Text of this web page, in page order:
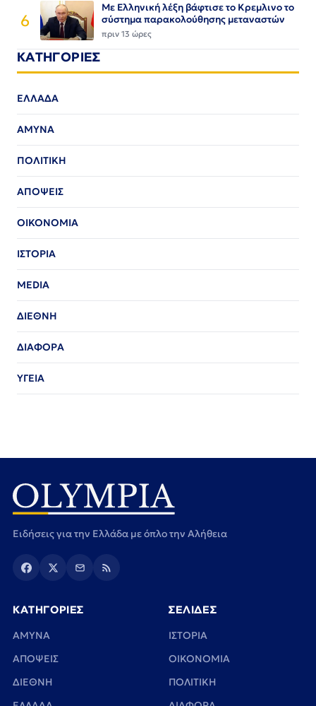
6
Με Ελληνική λέξη βάφτισε το Κρεμλινο το
σύστημα παρακολούθησης μεταναστών
πριν 13 ώρες
ΚΑΤΗΓΟΡΙΕΣ
ΕΛΛΑΔΑ
ΑΜΥΝΑ
ΠΟΛΙΤΙΚΗ
ΑΠΟΨΕΙΣ
ΟΙΚΟΝΟΜΙΑ
ΙΣΤΟΡΙΑ
MEDIA
ΔΙΕΘΝΗ
ΔΙΑΦΟΡΑ
ΥΓΕΙΑ
Ειδήσεις για την Ελλάδα με όπλο την Αλήθεια
ΚΑΤΗΓΟΡΙΕΣ
ΑΜΥΝΑ
ΑΠΟΨΕΙΣ
ΔΙΕΘΝΗ
ΣΕΛΙΔΕΣ
ΙΣΤΟΡΙΑ
ΟΙΚΟΝΟΜΙΑ
ΠΟΛΙΤΙΚΗ